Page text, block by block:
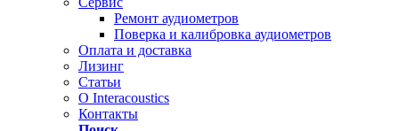
Ремонт аудиометров
Поверка и калибровка аудиометров
Оплата и доставка
Лизинг
Статьи
О Interacoustics
Контакты